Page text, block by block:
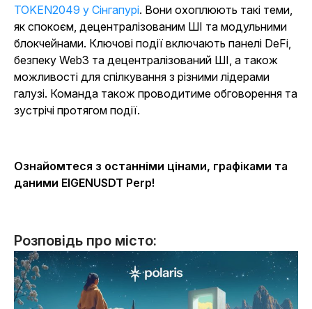
TOKEN2049 у Сінгапурі. Вони охоплюють такі теми,
як спокоєм, децентралізованим ШІ та модульними
блокчейнами. Ключові події включають панелі DeFi,
безпеку Web3 та децентралізований ШІ, а також
можливості для спілкування з різними лідерами
галузі. Команда також проводитиме обговорення та
зустрічі протягом події.
Ознайомтеся з останніми цінами, графіками та
даними EIGENUSDT Perp!
Розповідь про місто: